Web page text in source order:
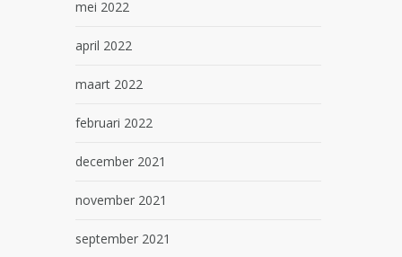
mei 2022
april 2022
maart 2022
februari 2022
december 2021
november 2021
september 2021